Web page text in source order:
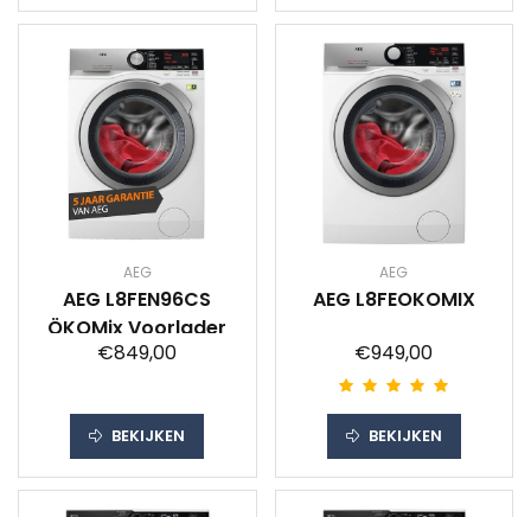
AEG
AEG L8FEN96CS
ÖKOMix Voorlader
€849,00
BEKIJKEN
AEG
AEG L8FEOKOMIX
€949,00
BEKIJKEN